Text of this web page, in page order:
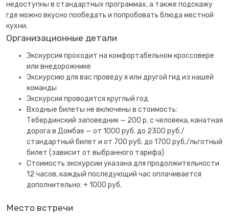
недоступны в стандартных программах, а также подскажу
где можно вкусно пообедать и попробовать блюда местной
кухни.
Организационные детали
Экскурсия проходит на комфортабельном кроссовере
или внедорожнике
Экскурсию для вас проведу я или другой гид из нашей
команды
Экскурсия проводится круглый год
Входные билеты не включены в стоимость:
Тебердинский заповедник — 200 р. с человека, канатная
дорога в Домбае — от 1000 руб. до 2300 руб./
стандартный билет и от 700 руб. до 1700 руб./льготный
билет (зависит от выбранного тарифа)
Стоимость экскурсии указана для продолжительности
12 часов, каждый последующий час оплачивается
дополнительно: + 1000 руб.
Место встречи